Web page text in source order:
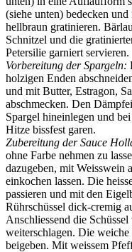
(siehe unten) bedecken
hellbraun gratinieren.
Schnitzel und die
Petersilie garniert servieren.
Vorbereitung der Spargeln:
holzigen Enden
und mit Butter, Estragon,
abschmecken. Den
Spargel hineinlegen und
Hitze bissfest garen.
Zubereitung der Sauce
ohne Farbe nehmen zu
dazugeben, mit Weisswein
einkochen lassen. Die
passieren und mit den
Rührschüssel dick-cremig
Anschliessend die
weiterschlagen. Die
beigeben. Mit weissem